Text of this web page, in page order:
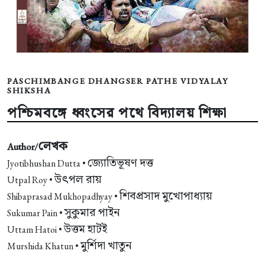
PASCHIMBANGE DHANGSER PATHE VIDYALAY
SHIKSHA
পশ্চিমবঙ্গে ধ্বংসের পথে বিদ্যালয় শিক্ষা
Author/লেখক
Jyotibhushan Dutta •জ্যোতিভূষণ দত্ত
Utpal Roy •উৎপল রায়
Shibaprasad Mukhopadhyay •শিবপ্রসাদ মুখোপাধ্যায়
Sukumar Pain •সুকুমার পাইন
Uttam Hatoi •উত্তম হাটই
Murshida Khatun •মুর্শিদা খাতুন